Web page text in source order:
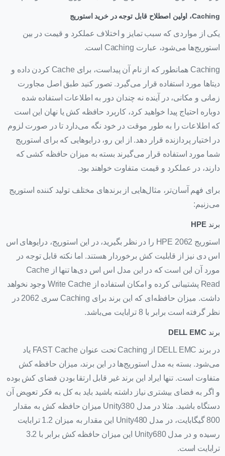
Caching، اولین اصطلاح قابل توجه در خرید استوریج
یکی از مواردی که سبب تمایز و اختلاف عملکرد و قیمت در بین
استوریج‌ها می‌شود، عبارت‌ Caching است.
Caching همانطور که از نام آن پیداست، برای Cache کردن داده و
دیتاها مورد استفاده قرار می‌گیرد. تصور کنید طبق اصل مجاورت
زمانی و مکانی، در آینده نه چندان دور به اطلاعات استفاده شده
دوباره احتیاج پیدا خواهید کرد، کاربرد حافظه کش یا نهان این است
که اطلاعات را به طور موقت در خود نگه می‌دارد تا در صورت لزوم
در اختیار پردازنده قرار دهد. از این رو، درایوهایی که برای استوریج
شما مورد استفاده قرار می‌گیرند بسته به میزان حافظه کشی که
دارند، در عملکرد و قیمت متفاوت خواهند بود.
برای فهم آسان‌تر، مثال‌هایی از برندهای مختلف تولید کننده استوریج
می‌زنیم:
برندHPE
استوریج HPE 2062 را در نظر بگیرید، در این استوریج، درایوهای اس
اس دی نیز از قابلیت کش برخوردار هستند. اما نکته قابل توجه در
مورد آن این است که در این مدل اس اس دی‌ها تنها از Cache
Read پشتیبانی کرده و امکان استفاده از Write Cache وجود نخواهد
داشت. میزان حافظه‌ای که این برند برای Caching سری 2062 در
نظر گرفته است برابر با 8 ترابایت می‌باشد.
برندDELL EMC
در برند DELL EMC از Caching تحت عنوان FAST Cache یاد
می‌شود. بسته به مدل استوریج‌ها در این برند، میزان حافظه کش
متفاوت است. تنها ایراد این برند غیر قابل ارتقا بودن فضای کش بوده
و اگر به فضای بیشتری نیاز داشته باشید باید به کل به فکر تعویض آن
دستگاه باشید. مثلا در مدل Unity380 میزان حافظه کش به مقدار
800 گیگابایت، در مدل Unity480 این مقدار به میزان 1.2 ترابایت
رسیده و در مدل Unity680 این میزان حافظه کش برابر با 3.2
ترابایت است.